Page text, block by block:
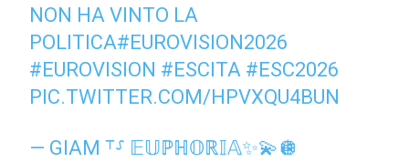
NON HA VINTO LA
POLITICA#EUROVISION2026
#EUROVISION #ESCITA #ESC2026
PIC.TWITTER.COM/HPVXQU4BUN
— GIAM ⸆⸉ 𝔼𝕌ℙℍ𝕆ℝ𝕀𝔸✨💫🪩